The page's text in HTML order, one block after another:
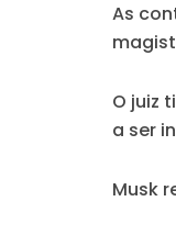
As
O juiz
a ser
Musk